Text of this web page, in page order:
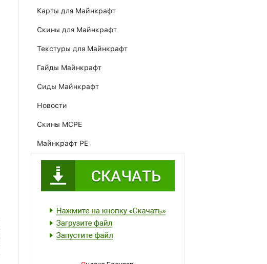
Карты для Майнкрафт
Скины для Майнкрафт
Текстуры для Майнкрафт
Гайды Майнкрафт
Сиды Майнкрафт
Новости
Скины MCPE
Майнкрафт PE